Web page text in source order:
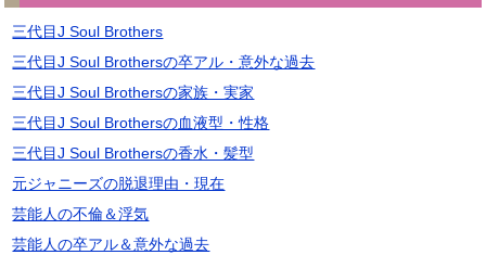
三代目J Soul Brothers
三代目J Soul Brothersの卒アル・意外な過去
三代目J Soul Brothersの家族・実家
三代目J Soul Brothersの血液型・性格
三代目J Soul Brothersの香水・髪型
元ジャニーズの脱退理由・現在
芸能人の不倫＆浮気
芸能人の卒アル＆意外な過去